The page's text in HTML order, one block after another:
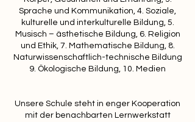
Sprache und Kommunikation, 4. Soziale,
kulturelle und interkulturelle Bildung, 5.
Musisch – ästhetische Bildung, 6. Religion
und Ethik, 7. Mathematische Bildung, 8.
Naturwissenschaftlich-technische Bildung
9. Ökologische Bildung, 10. Medien
Unsere Schule steht in enger Kooperation
mit der benachbarten Lernwerkstatt